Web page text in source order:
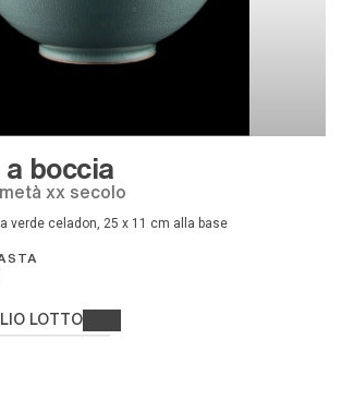
boccia
metà xx secolo
verde celadon, 25 x 11 cm alla base
LOTTO